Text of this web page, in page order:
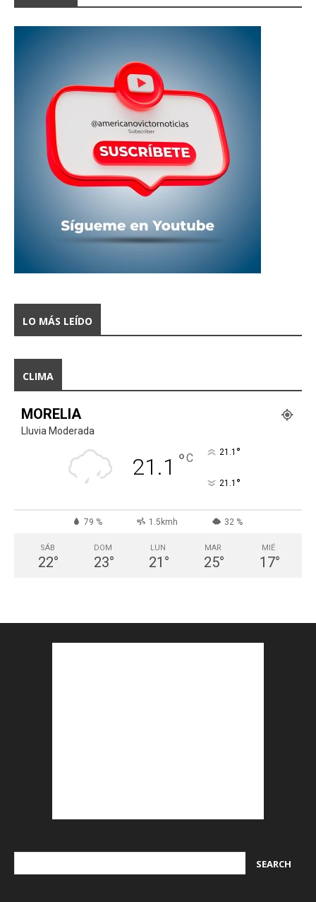
LO MÁS LEÍDO
CLIMA
MORELIA
Lluvia Moderada
21.1 °C 21.1 °
21.1 °
79 % 1.5kmh 32 %
SÁB
22°
DOM
23°
LUN
21 °
MAR
25°
MIÉ
17°